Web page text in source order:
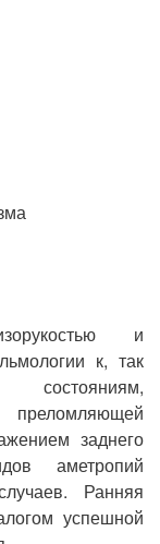
и
к, так
заднего
аметропий
Ранняя
успешной